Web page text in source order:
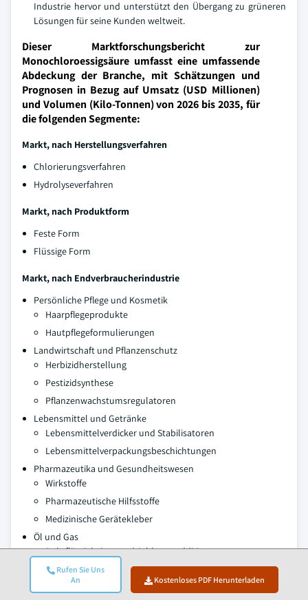
Rufen Sie Uns
An
Kostenloses PDF Herunterladen
Industrie hervor und unterstützt den Übergang zu grüneren
Lösungen für seine Kunden weltweit.
Dieser Marktforschungsbericht zur
Monochloroessigsäure umfasst eine umfassende
Abdeckung der Branche, mit Schätzungen und
Prognosen in Bezug auf Umsatz (USD Millionen)
und Volumen (Kilo-Tonnen) von 2026 bis 2035, für
die folgenden Segmente:
Markt, nach Herstellungsverfahren
Chlorierungsverfahren
Hydrolyseverfahren
Markt, nach Produktform
Feste Form
Flüssige Form
Markt, nach Endverbraucherindustrie
Persönliche Pflege und Kosmetik
Haarpflegeprodukte
Hautpflegeformulierungen
Landwirtschaft und Pflanzenschutz
Herbizidherstellung
Pestizidsynthese
Pflanzenwachstumsregulatoren
Lebensmittel und Getränke
Lebensmittelverdicker und Stabilisatoren
Lebensmittelverpackungsbeschichtungen
Pharmazeutika und Gesundheitswesen
Wirkstoffe
Pharmazeutische Hilfsstoffe
Medizinische Gerätekleber
Öl und Gas
Bohrflüssigkeiten und Schlammadditive
Erhöhte Ölförderung
Textilien und Papier